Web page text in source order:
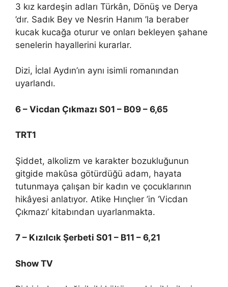
3 kız kardeşin adları Türkân, Dönüş ve Derya
’dır. Sadık Bey ve Nesrin Hanım ’la beraber
kucak kucağa oturur ve onları bekleyen şahane
senelerin hayallerini kurarlar.
Dizi, İclal Aydın’ın aynı isimli romanından
uyarlandı.
6 – Vicdan Çıkmazı S01 – B09 – 6,65
TRT1
Şiddet, alkolizm ve karakter bozukluğunun
gitgide makûsa götürdüğü adam, hayata
tutunmaya çalışan bir kadın ve çocuklarının
hikâyesi anlatıyor. Atike Hınçlıer ’in ‘Vicdan
Çıkmazı’ kitabından uyarlanmakta.
7 – Kızılcık Şerbeti S01 – B11 – 6,21
Show TV